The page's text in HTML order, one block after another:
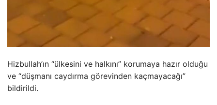
Hizbullah’ın “ülkesini ve halkını” korumaya hazır olduğu
ve “düşmanı caydırma görevinden kaçmayacağı”
bildirildi.